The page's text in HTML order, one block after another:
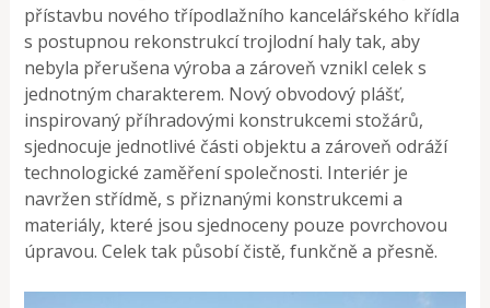
přístavbu nového třípodlažního kancelářského křídla
s postupnou rekonstrukcí trojlodní haly tak, aby
nebyla přerušena výroba a zároveň vznikl celek s
jednotným charakterem. Nový obvodový plášť,
inspirovaný příhradovými konstrukcemi stožárů,
sjednocuje jednotlivé části objektu a zároveň odráží
technologické zaměření společnosti. Interiér je
navržen střídmě, s přiznanými konstrukcemi a
materiály, které jsou sjednoceny pouze povrchovou
úpravou. Celek tak působí čistě, funkčně a přesně.